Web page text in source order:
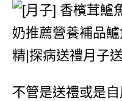
不管是送禮或是